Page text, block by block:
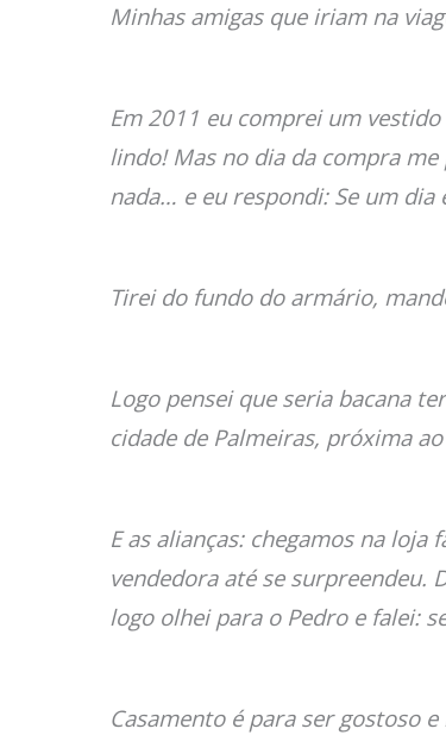
Minhas amigas que iriam na
Em 2011 eu comprei um
lindo! Mas no dia da compra
nada… e eu respondi: Se um
Tirei do fundo do armário,
Logo pensei que seria bacana
cidade de Palmeiras, próxima
E as alianças: chegamos na
vendedora até se surpreendeu.
logo olhei para o Pedro e falei:
Casamento é para ser gostoso